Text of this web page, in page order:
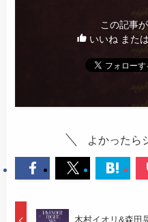
この記事
いいね また
よかったら
木村イオリ&森田